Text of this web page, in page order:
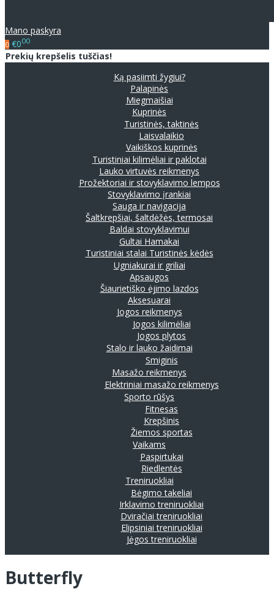
Mano paskyra
0 €000
Prekių krepšelis tuščias!
Ką pasiimti žygiui?
Palapinės
Miegmaišiai
Kuprinės
Turistinės, taktinės
Laisvalaikio
Vaikiškos kuprinės
Turistiniai kilimėliai ir paklotai
Lauko virtuvės reikmenys
Prožektoriai ir stovyklavimo lempos
Stovyklavimo įrankiai
Sauga ir navigacija
Šaltkrepšiai, šaltdėžės, termosai
Baldai stovyklavimui
Gultai Hamakai
Turistiniai stalai Turistinės kėdės
Ugniakurai ir griliai
Apsaugos
Šiaurietiško ėjimo lazdos
Aksesuarai
Jogos reikmenys
Jogos kilimėliai
Jogos plytos
Stalo ir lauko žaidimai
Smiginis
Masažo reikmenys
Elektriniai masažo reikmenys
Sporto rūšys
Fitnesas
Krepšinis
Žiemos sportas
Vaikams
Paspirtukai
Riedlentės
Treniruokliai
Bėgimo takeliai
Irklavimo treniruokliai
Dviračiai treniruokliai
Elipsiniai treniruokliai
Jėgos treniruokliai
Butterfly